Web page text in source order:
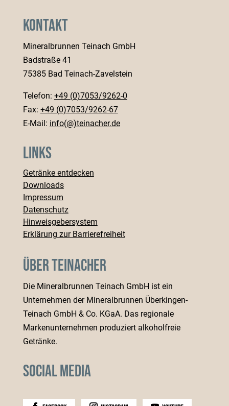
Kontakt
Mineralbrunnen Teinach GmbH
Badstraße 41
75385 Bad Teinach-Zavelstein
Telefon: +49 (0)7053/9262-0
Fax: +49 (0)7053/9262-67
E-Mail: info(@)teinacher.de
Links
Getränke entdecken
Downloads
Impressum
Datenschutz
Hinweisgebersystem
Erklärung zur Barrierefreiheit
Über Teinacher
Die Mineralbrunnen Teinach GmbH ist ein
Unternehmen der Mineralbrunnen Überkingen-
Teinach GmbH & Co. KGaA. Das regionale
Markenunternehmen produziert alkoholfreie
Getränke.
Social Media